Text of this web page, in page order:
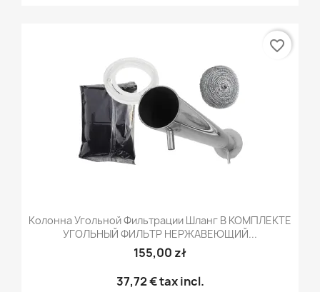
Колонна Угольной Фильтрации Шланг В КОМПЛЕКТЕ
УГОЛЬНЫЙ ФИЛЬТР НЕРЖАВЕЮЩИЙ...
155,00 zł
37,72 €tax incl.
favorite_border